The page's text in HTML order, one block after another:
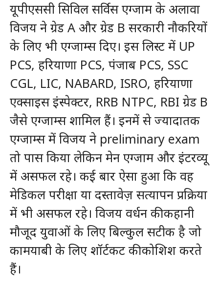
यूपीएससी सिविल सर्विस एग्जाम के अलावा
विजय ने ग्रेड A और ग्रेड B सरकारी नौकरियों
के लिए भी एग्जाम्स दिए। इस लिस्ट में UP
PCS, हरियाणा PCS, पंजाब PCS, SSC
CGL, LIC, NABARD, ISRO, हरियाणा
एक्साइस इंस्पेक्टर, RRB NTPC, RBI ग्रेड B
जैसे एग्जाम्स शामिल हैं। इनमें से ज्यादातक
एग्जाम्स में विजय ने preliminary exam
तो पास किया लेकिन मेन एग्जाम और इंटरव्यू
में असफल रहे। कई बार ऐसा हुआ कि वह
मेडिकल परीक्षा या दस्तावेज़ सत्यापन प्रक्रिया
में भी असफल रहे। विजय वर्धन की कहानी
मौजूद युवाओं के लिए बिल्कुल सटीक है जो
कामयाबी के लिए शॉर्टकट की कोशिश करते
हैं।